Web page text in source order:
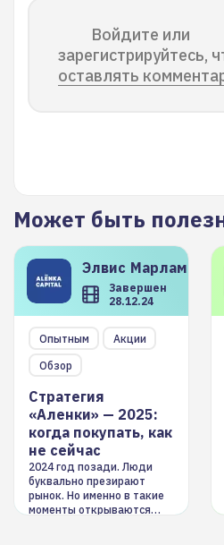
Войдите или
зарегистрируйтесь,
оставлять
Может быть
Элвис Марламов
Завершен
28.12.24
Опытным
Акции
Обзор
Стратегия
«Аленки» — 2025:
когда покупать, как
не сейчас
2024 год позади. Люди
буквально презирают
рынок. Но именно в такие
моменты открываются